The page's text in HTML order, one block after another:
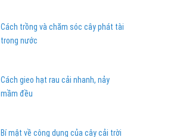
Cách trồng và chăm sóc cây phát tài
trong nước
Cách gieo hạt rau cải nhanh, nảy
mầm đều
Bí mật về công dụng của cây cải trời